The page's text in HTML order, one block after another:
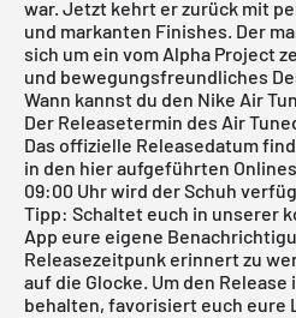
war. Jetzt kehrt er zurück mit
und markanten Finishes. Der
sich um ein vom Alpha Project
und bewegungsfreundliches
Wann kannst du den Nike Air
Der Releasetermin des Air
Das offizielle Releasedatum
in den hier aufgeführten
09:00 Uhr wird der Schuh
Tipp: Schaltet euch in unserer
App eure eigene
Releasezeitpunk erinnert zu
auf die Glocke. Um den
behalten, favorisiert euch eure